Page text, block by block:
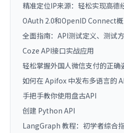
精准定位IP来源：轻松实现高德
OAuth 2.0和OpenID Connect
全面指南：API测试定义、测试
Coze API接口实战应用
轻松掌握外国人微信支付的正确
如何在 Apifox 中发布多语言的
手把手教你使用盘古API
创建 Python API
LangGraph 教程：初学者综合